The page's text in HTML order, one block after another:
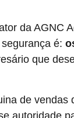
da AGNC
é:
que
de vendas
autoridade